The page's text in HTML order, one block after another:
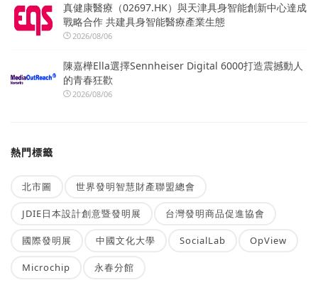
真健康醫療（02697.HK）與天津具身智能創新中心達成
戰略合作 共建具身智能醫療產業生態
2026/08/06
陳嘉樺Ella選擇Sennheiser Digital 6000打造震撼動人
的青春狂歡
2026/08/06
熱門標籤
北市圖 世界發明智慧財產聯盟總會
JDIE日本設計創意暨發明展 台灣發明商品促進協會
國際發明展 中國文化大學 SocialLab OpView
Microchip 永春分館